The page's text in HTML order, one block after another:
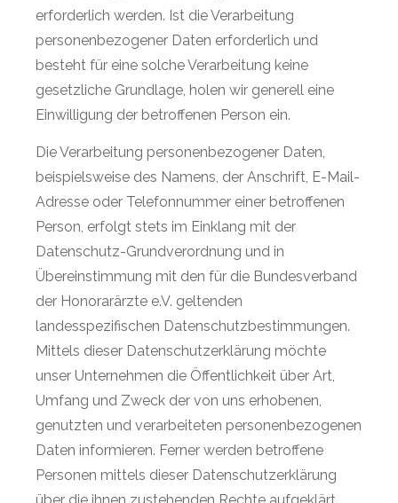
erforderlich werden. Ist die Verarbeitung
personenbezogener Daten erforderlich und
besteht für eine solche Verarbeitung keine
gesetzliche Grundlage, holen wir generell eine
Einwilligung der betroffenen Person ein.
Die Verarbeitung personenbezogener Daten,
beispielsweise des Namens, der Anschrift, E-Mail-
Adresse oder Telefonnummer einer betroffenen
Person, erfolgt stets im Einklang mit der
Datenschutz-Grundverordnung und in
Übereinstimmung mit den für die Bundesverband
der Honorarärzte e.V. geltenden
landesspezifischen Datenschutzbestimmungen.
Mittels dieser Datenschutzerklärung möchte
unser Unternehmen die Öffentlichkeit über Art,
Umfang und Zweck der von uns erhobenen,
genutzten und verarbeiteten personenbezogenen
Daten informieren. Ferner werden betroffene
Personen mittels dieser Datenschutzerklärung